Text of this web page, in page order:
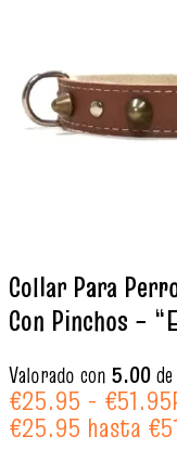
Collar Para
Con Pinchos –
Valorado con 5.00
€25.95 - €51.95
€25.95 hasta